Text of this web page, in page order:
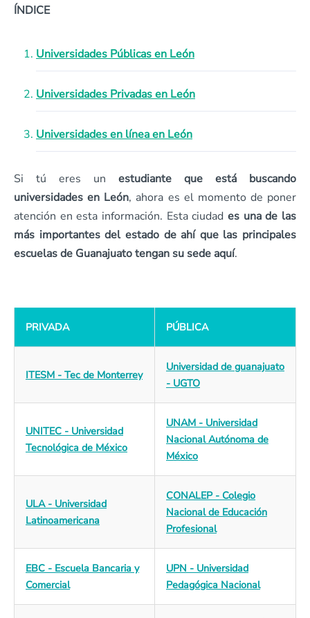
ÍNDICE
Universidades Públicas en León
Universidades Privadas en León
Universidades en línea en León
Si tú eres un estudiante que está buscando
universidades en León, ahora es el momento de poner
atención en esta información. Esta ciudad es una de las
más importantes del estado de ahí que las principales
escuelas de Guanajuato tengan su sede aquí.
PRIVADA PÚBLICA
ITESM - Tec de Monterrey
Universidad de guanajuato
- UGTO
UNITEC - Universidad
Tecnológica de México
UNAM - Universidad
Nacional Autónoma de
México
ULA - Universidad
Latinoamericana
CONALEP - Colegio
Nacional de Educación
Profesional
EBC - Escuela Bancaria y
Comercial
UPN - Universidad
Pedagógica Nacional